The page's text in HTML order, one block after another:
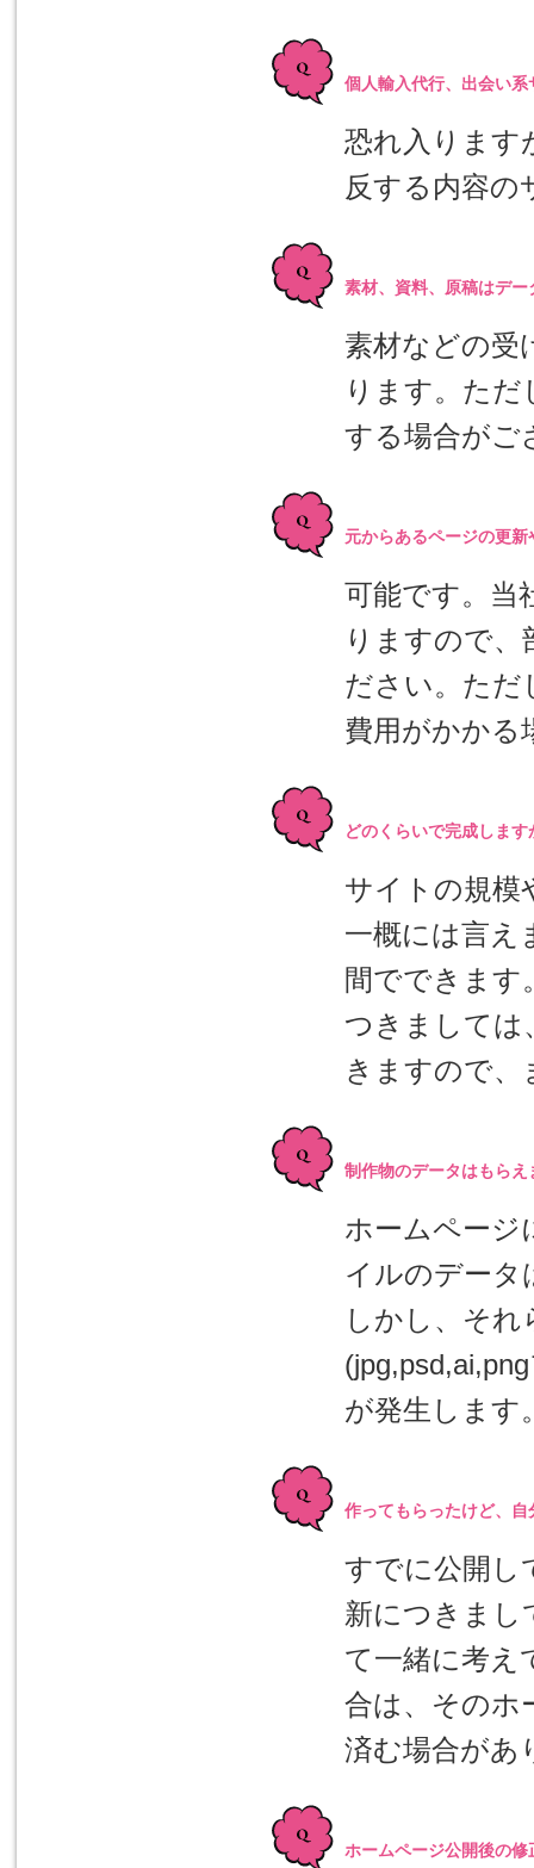
個人輸入代行、出会い
恐れ入ります
反する内容の
素材、資料、原稿はデ
素材などの受
ります。ただ
する場合がご
元からあるページの更
可能です。当
りますので
ださい。ただ
費用がかかる
どのくらいで完成します
サイトの規模
一概には言え
間でできます
つきましては
きますので、
制作物のデータはもらえ
ホームページ
イルのデータ
しかし、そ
が発生します
作ってもらったけど、
すでに公開し
新につきまし
て一緒に考え
合は、そのホ
済む場合があ
ホームページ公開後の